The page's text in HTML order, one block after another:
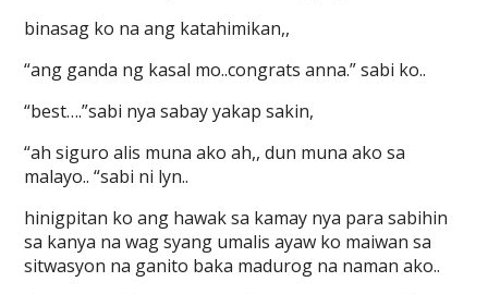
binasag ko na ang katahimikan,,
“ang ganda ng kasal mo..congrats anna.” sabi ko..
“best….”sabi nya sabay yakap sakin,
“ah siguro alis muna ako ah,, dun muna ako sa
malayo.. “sabi ni lyn..
hinigpitan ko ang hawak sa kamay nya para sabihin
sa kanya na wag syang umalis ayaw ko maiwan sa
sitwasyon na ganito baka madurog na naman ako..